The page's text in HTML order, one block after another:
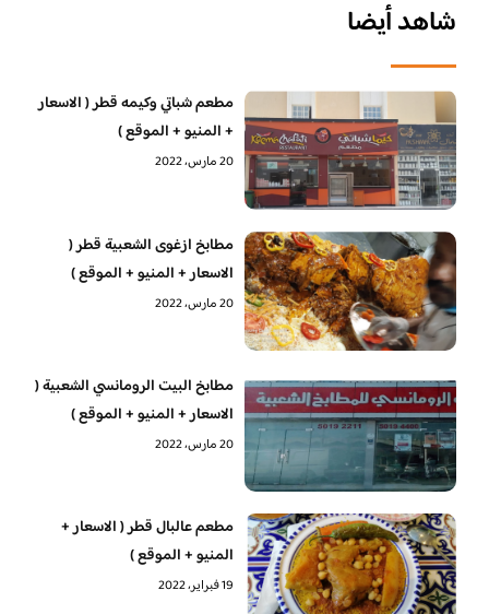
شاهد أيضا
مطعم شباتي وكيمه قطر ( الاسعار
+ المنيو + الموقع )
20 مارس، 2022
مطابخ ازغوى الشعبية قطر (
الاسعار + المنيو + الموقع )
20 مارس، 2022
مطابخ البيت الرومانسي الشعبية (
الاسعار + المنيو + الموقع )
20 مارس، 2022
مطعم عالبال قطر ( الاسعار +
المنيو + الموقع )
19 فبراير، 2022